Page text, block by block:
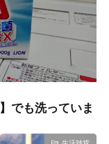
でも洗っていま